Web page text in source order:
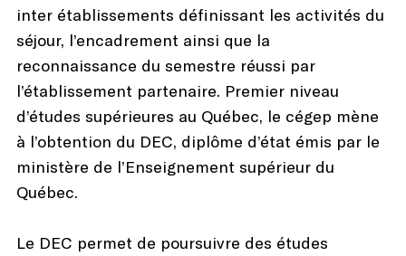
inter établissements définissant les activités du
séjour, l’encadrement ainsi que la
reconnaissance du semestre réussi par
l’établissement partenaire. Premier niveau
d’études supérieures au Québec, le cégep mène
à l’obtention du DEC, diplôme d’état émis par le
ministère de l’Enseignement supérieur du
Québec.
Le DEC permet de poursuivre des études